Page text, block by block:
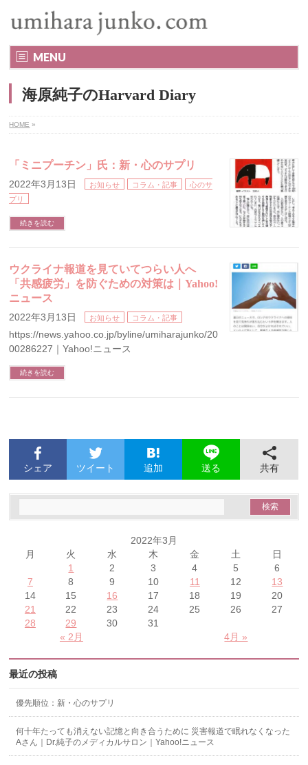
MENU
海原純子のHarvard Diary
HOME »
「ミニプーチン」氏：新・心のサプリ
2022年3月13日 お知らせ コラム・記事
心のサ
プリ
続きを読む
ウクライナ報道を見ていてつらい人へ
「共感疲労」を防ぐための対策は｜Yahoo!
ニュース
2022年3月13日 お知らせ コラム・記事
https://news.yahoo.co.jp/byline/umiharajunko/20220313-
00286227｜Yahoo!ニュース
続きを読む
シェア ツイート 追加 送る 共有
2022年3月
月
火 水 木 金 土 日
« 2月 4月 »
1 2 3 4 5
6
7
8 9 10 11 12
13
14
15 16 17 18 19
20
21
22 23 24 25 26
27
28
29 30 31
最近の投稿
優先順位：新・心のサプリ
何十年たっても消えない記憶と向き合うために 災害報道で眠れなくなった
Aさん｜Dr.純子のメディカルサロン｜Yahoo!ニュース